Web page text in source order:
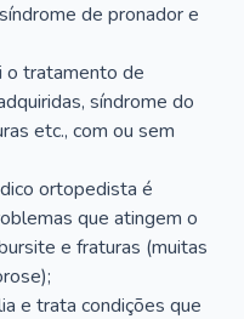
de pronador e
o tratamento de
síndrome do
etc., com ou sem
ortopedista é
que atingem o
e fraturas (muitas
e trata condições que